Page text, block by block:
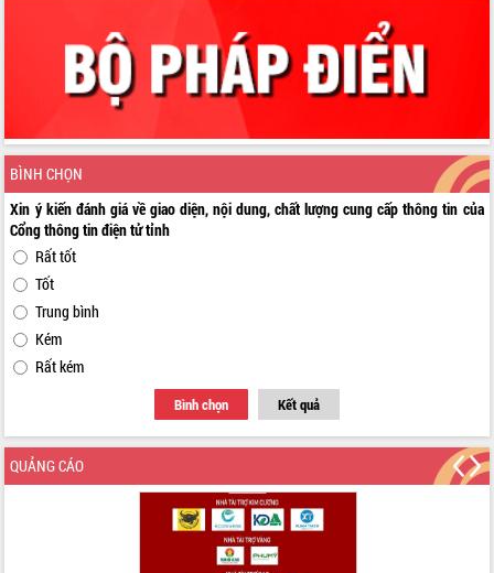
BÌNH CHỌN
Xin ý kiến đánh giá về giao diện, nội dung, chất lượng cung cấp thông tin của
Cổng thông tin điện tử tỉnh
Rất tốt
Tốt
Trung bình
Kém
Rất kém
Bình chọn Kết quả
QUẢNG CÁO